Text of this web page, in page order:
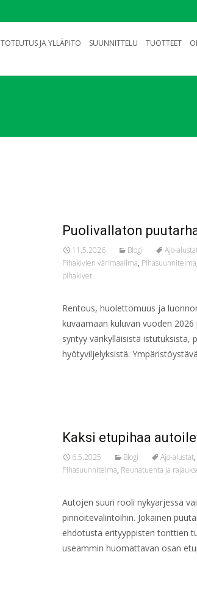
TOTEUTUS JA YLLÄPITO SUUNNITTELU TUOTTEET
Puolivallaton
11.5.2026 Blogi Ajo-
Pihakivien värimaailma, Pihasuunnitelma
pihakivet
Rentous, huolettomuus ja
kuvaamaan kuluvan vuoden
syntyy värikylläisistä istutuksista,
hyötyviljelyksistä.
Kaksi etupihaa
6.5.2025 Blogi Ajo-alustat,
Pihasuunnitelma, Reunatuenta ja
Autojen suuri rooli nykyarjessa
pinnoitevalintoihin. Jokainen
ehdotusta erityyppisten tonttien
useammin huomattavan osan